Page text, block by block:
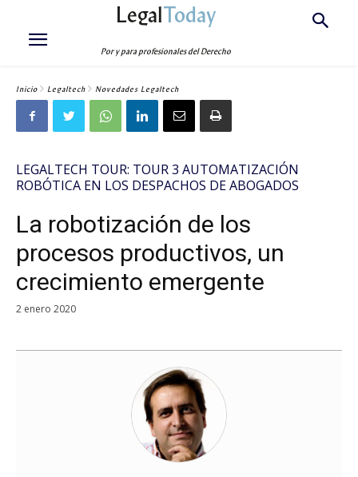
LegalToday
Por y para profesionales del Derecho
Inicio Legaltech Novedades Legaltech
LEGALTECH TOUR: TOUR 3 AUTOMATIZACIÓN
ROBÓTICA EN LOS DESPACHOS DE ABOGADOS
La robotización de los
procesos productivos, un
crecimiento emergente
2 enero 2020